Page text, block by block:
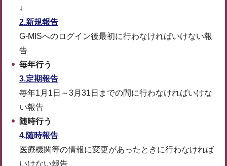
↓
2.新規報告
G-MISへのログイン後最初に行わなければいけない報
告
毎年行う
3.定期報告
毎年1月1日～3月31日までの間に行わなければいけな
い報告
随時行う
4.随時報告
医療機関等の情報に変更があったときに行わなければ
いけない報告